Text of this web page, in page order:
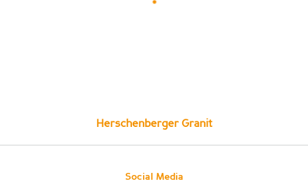
Herschenberger Granit
Social Media